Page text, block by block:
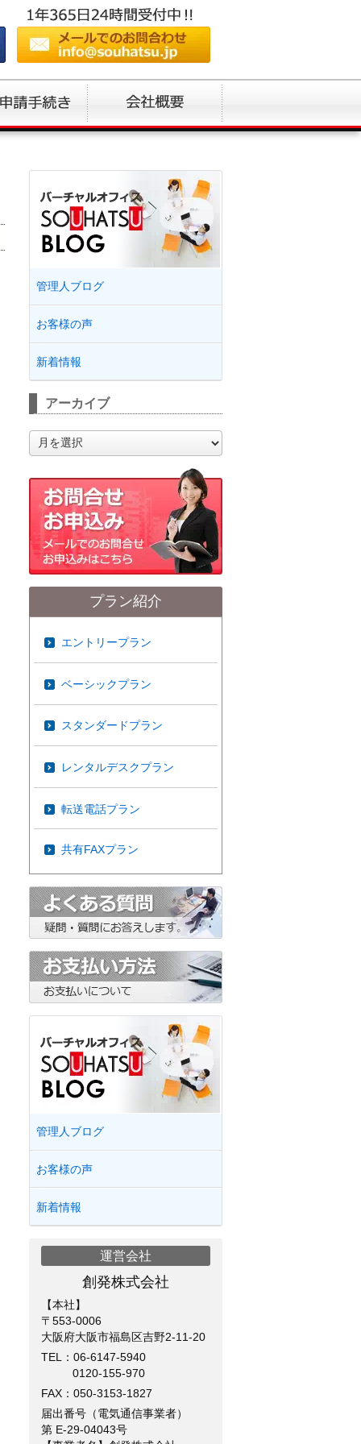
管理人ブログ
お客様の声
新着情報
アーカイブ
ー
ブ
プラン紹介
エントリープラン
ベーシックプラン
スタンダードプラン
レンタルデスクプラン
転送電話プラン
共有FAXプラン
管理人ブログ
お客様の声
新着情報
運営会社
創発株式会社
【本社】
〒553-0006
大阪府大阪市福島区吉野2-11-20
TEL： 06-6147-5940
0120-155-970
FAX：050-3153-1827
届出番号（電気通信事業者）
第 E-29-04043号